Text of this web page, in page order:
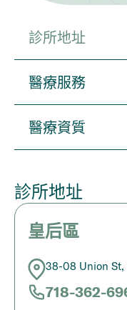
診所地址
醫療服務
醫療資質
診所地址
皇后區
38-08 Union St,
718-362-